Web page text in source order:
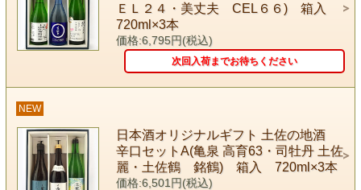
ＥＬ２４・美丈夫 CEL６６) 箱入
720ml×3本
価格:6,795円(税込)
次回入荷までお待ちください
NEW
日本酒オリジナルギフト 土佐の地酒
辛口セットA(亀泉 高育63・司牡丹 土佐
麗・土佐鶴 銘鶴) 箱入 720ml×3本
価格:6,501円(税込)